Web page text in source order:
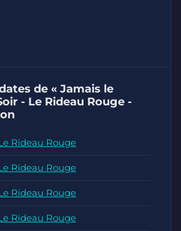
de « Jamais le
- Le Rideau Rouge -
Rideau Rouge
Rideau Rouge
Rideau Rouge
Rideau Rouge